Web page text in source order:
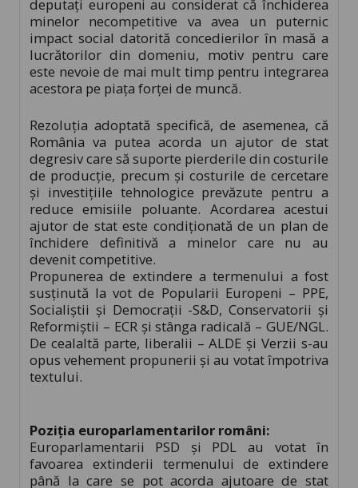
deputați europeni au considerat că închiderea
minelor necompetitive va avea un puternic
impact social datorită concedierilor în masă a
lucrătorilor din domeniu, motiv pentru care
este nevoie de mai mult timp pentru integrarea
acestora pe piaţa forţei de muncă.
Rezoluţia adoptată specifică, de asemenea, că
România va putea acorda un ajutor de stat
degresiv care să suporte pierderile din costurile
de producţie, precum şi costurile de cercetare
şi investiţiile tehnologice prevăzute pentru a
reduce emisiile poluante. Acordarea acestui
ajutor de stat este condiţionată de un plan de
închidere definitivă a minelor care nu au
devenit competitive.
Propunerea de extindere a termenului a fost
susţinută la vot de Popularii Europeni – PPE,
Socialiştii şi Democraţii -S&D, Conservatorii şi
Reformiştii – ECR şi stânga radicală – GUE/NGL.
De cealaltă parte, liberalii – ALDE şi Verzii s-au
opus vehement propunerii şi au votat împotriva
textului.
Poziţia europarlamentarilor români:
Europarlamentarii PSD și PDL au votat în
favoarea extinderii termenului de extindere
până la care se pot acorda ajutoare de stat